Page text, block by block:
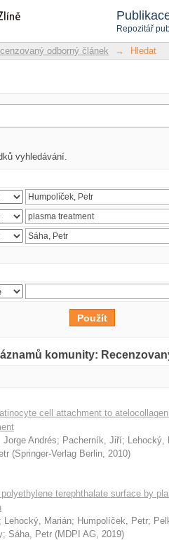
Repozitář
odborný článek → Hledat
vyhledávání.
komunity:
cell attachment to
Jorge Andrés; Pacherník, Jiří; Lehocký,
(Springer-Verlag Berlin, 2010)
terephthalate surface by
; Lehocký, Marián; Humpolíček, Petr;
; Sáha, Petr (MDPI AG, 2019)